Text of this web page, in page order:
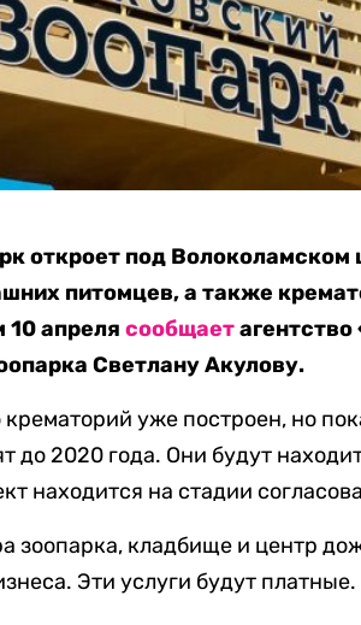
откроет под Волоколамском
питомцев, а также
10 апрелясообщает
Светлану Акулову.
крематорий уже построен, но
до 2020 года. Они будут
находится на стадии
зоопарка, кладбище и центр
Эти услуги будут платные.